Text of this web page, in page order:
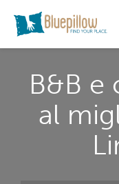
B&B e
al